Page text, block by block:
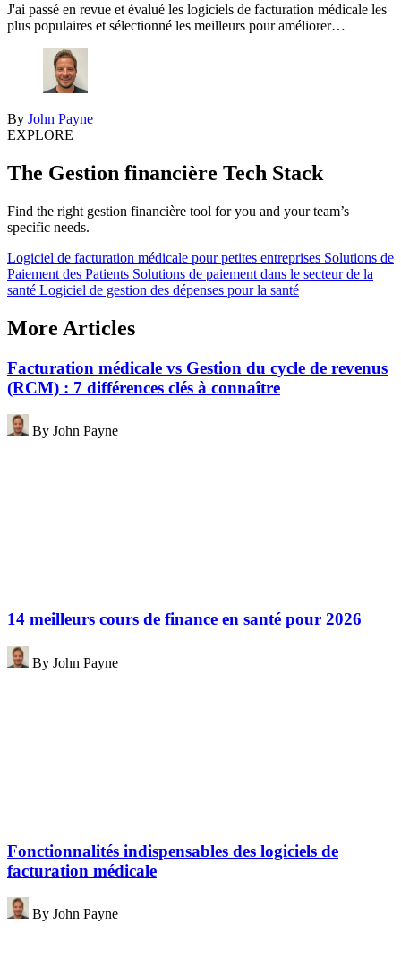
J'ai passé en revue et évalué les logiciels de facturation médicale les
plus populaires et sélectionné les meilleurs pour améliorer…
By John Payne
EXPLORE
The Gestion financière Tech Stack
Find the right gestion financière tool for you and your team’s
specific needs.
Logiciel de facturation médicale pour petites entreprises Solutions de
Paiement des Patients Solutions de paiement dans le secteur de la
santé Logiciel de gestion des dépenses pour la santé
More Articles
Facturation médicale vs Gestion du cycle de revenus
(RCM) : 7 différences clés à connaître
By John Payne
14 meilleurs cours de finance en santé pour 2026
By John Payne
Fonctionnalités indispensables des logiciels de
facturation médicale
By John Payne